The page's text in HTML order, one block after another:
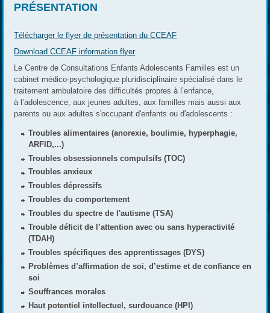
PRÉSENTATION
Télécharger le flyer de présentation du CCEAF
Download CCEAF information flyer
Le Centre de Consultations Enfants Adolescents Familles est un
cabinet médico-psychologique pluridisciplinaire spécialisé dans le
traitement ambulatoire des difficultés propres à l’enfance,
à l’adolescence, aux jeunes adultes, aux familles mais aussi aux
parents ou aux adultes s'occupant d'enfants ou d'adolescents :
Troubles alimentaires (anorexie, boulimie, hyperphagie,
ARFID,...)
Troubles obsessionnels compulsifs (TOC)
Troubles anxieux
Troubles dépressifs
Troubles du comportement
Troubles du spectre de l'autisme (TSA)
Trouble déficit de l’attention avec ou sans hyperactivité
(TDAH)
Troubles spécifiques des apprentissages (DYS)
Problèmes d’affirmation de soi, d’estime et de confiance en
soi
Souffrances morales
Haut potentiel intellectuel, surdouance (HPI)